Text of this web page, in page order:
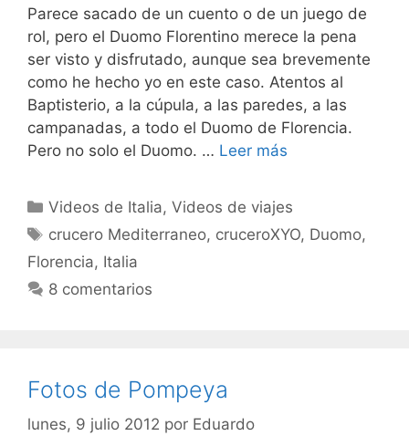
Parece sacado de un cuento o de un juego de
rol, pero el Duomo Florentino merece la pena
ser visto y disfrutado, aunque sea brevemente
como he hecho yo en este caso. Atentos al
Baptisterio, a la cúpula, a las paredes, a las
campanadas, a todo el Duomo de Florencia.
Pero no solo el Duomo. … Leer más
Categorías
Videos de Italia,Videos de viajes
Etiquetas
crucero Mediterraneo, cruceroXYO, Duomo,
Florencia, Italia
8 comentarios
Fotos de Pompeya
lunes, 9 julio 2012 por Eduardo